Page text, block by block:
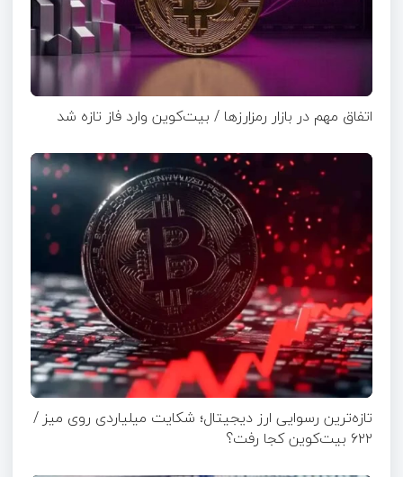
اتفاق مهم در بازار رمزارزها / بیت‌کوین وارد فاز تازه شد
تازه‌ترین رسوایی ارز دیجیتال؛ شکایت میلیاردی روی میز /
۶۲۲ بیت‌کوین کجا رفت؟